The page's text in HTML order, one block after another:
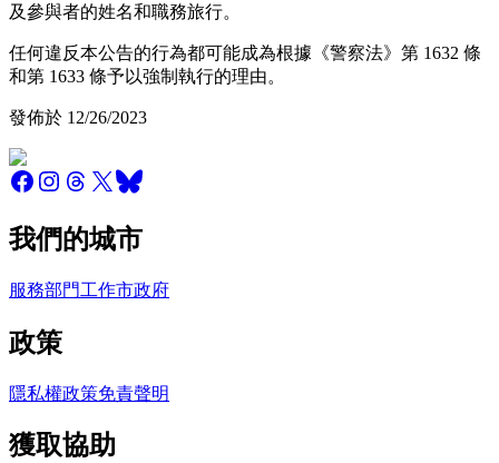
及參與者的姓名和職務旅行。
任何違反本公告的行為都可能成為根據《警察法》第 1632 條
和第 1633 條予以強制執行的理由。
發佈於 12/26/2023
我們的城市
服務部門工作市政府
政策
隱私權政策免責聲明
獲取協助